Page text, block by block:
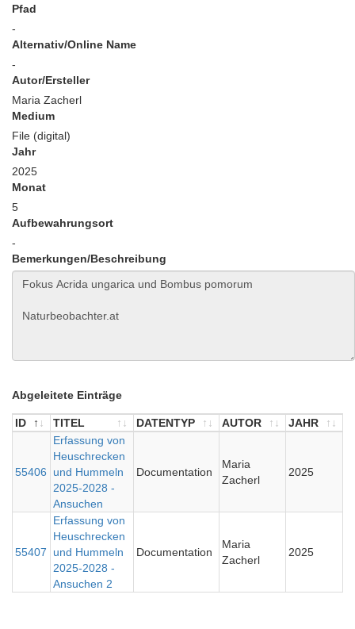
Pfad
-
Alternativ/Online Name
-
Autor/Ersteller
Maria Zacherl
Medium
File (digital)
Jahr
2025
Monat
5
Aufbewahrungsort
-
Bemerkungen/Beschreibung
Abgeleitete Einträge
ID TITEL DATENTYP AUTOR
JAHR
TITEL
55406
Erfassung von
Heuschrecken
und Hummeln
2025-2028 -
Ansuchen
Documentation
Maria
Zacherl
2025
55407
Erfassung von
Heuschrecken
und Hummeln
2025-2028 -
Ansuchen 2
Documentation
Maria
Zacherl
2025